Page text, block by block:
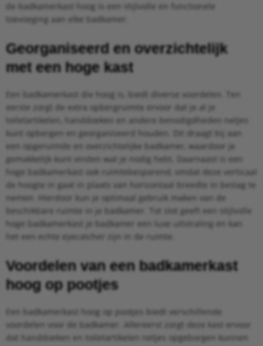
de badkamerkast hoog is een stijlvolle en functionele
toevoeging aan elke badkamer.
Georganiseerd en overzichtelijk
met een hoge kast
Een badkamerkast die hoog is, biedt diverse voordelen. Ten
eerste zorgt de extra opbergruimte ervoor dat je al je
toiletartikelen, handdoeken en andere benodigdheden netjes
kunt opbergen en georganiseerd houden. Dit draagt bij aan
een opgeruimde en overzichtelijke badkamer, waardoor je
gemakkelijk kunt vinden wat je nodig hebt. Daarnaast is een
hoge badkamerkast ook ruimtebesparend, omdat deze verticaal
de hoogte in gaat in plaats van horizontaal breedte in beslag te
nemen. Hierdoor kun je optimaal gebruik maken van de
beschikbare ruimte in je badkamer. Tot slot geeft een stijlvolle
hoge badkamerkast je badkamer een luxe uitstraling en kan
het een echte eyecatcher zijn in de ruimte.
Voordelen van een badkamerkast
hoog op pootjes
Een badkamerkast hoog op pootjes biedt verschillende
voordelen voor de badkamer. Allereerst zorgt deze kast ervoor
dat handdoeken en toiletartikelen netjes opgeborgen kunnen